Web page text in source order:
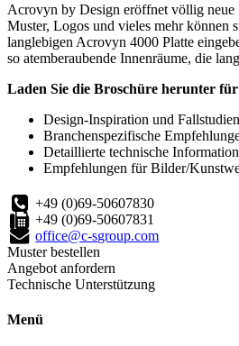
Acrovyn by Design eröffnet völlig
Muster, Logos und vieles mehr können
langlebigen Acrovyn 4000 Platte
so atemberaubende Innenräume, die
Laden Sie die Broschüre herunter
Design-Inspiration und Fallstudien
Branchenspezifische
Detaillierte technische
Empfehlungen für Bilder/
+49 (0)69-50607830
+49 (0)69-50607831
office@c-sgroup.com
Muster bestellen
Angebot anfordern
Technische Unterstützung
Menü